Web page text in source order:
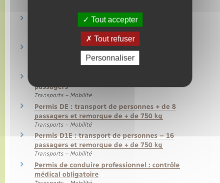
Permis C1 : véhicule compris entre 3,5 et 7,5
Transports – Mobilité
Permis C1E : véhicule entre 3,5 et 7,5 tonnes
avec remorque de plus de 750 kg
Transports – Mobilité
passagers
Transports – Mobilité
Permis DE : transport de personnes + de 8
passagers et remorque de + de 750 kg
Transports – Mobilité
Permis D1E : transport de personnes – 16
passagers et remorque de + de 750 kg
Transports – Mobilité
Permis de conduire professionnel : contrôle
médical obligatoire
Tout accepter
Tout refuser
Personnaliser